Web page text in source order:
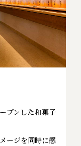
プンした和菓子
ージを同時に感